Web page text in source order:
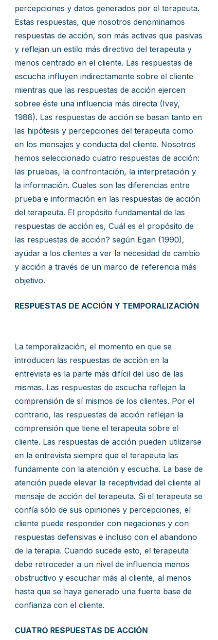
percepciones y datos generados por el terapeuta.
Estas respuestas, que nosotros denominamos
respuestas de acción, son más activas que pasivas
y reflejan un estilo más directivo del terapeuta y
menos centrado en el cliente. Las respuestas de
escucha influyen indirectamente sobre el cliente
mientras que las respuestas de acción ejercen
sobree éste una influencia más directa (Ivey,
1988). Las respuestas de acción se basan tanto en
las hipótesis y percepciones del terapeuta como
en los mensajes y conducta del cliente. Nosotros
hemos seleccionado cuatro respuestas de acción:
las pruebas, la confrontación, la interpretación y
la información. Cuales son las diferencias entre
prueba e información en las respuestas de acción
del terapeuta. El propósito fundamental de las
respuestas de acción es, Cuál es el propósito de
las respuestas de acción? según Egan (1990),
ayudar a los clientes a ver la necesidad de cambio
y acción a través de un marco de referencia más
objetivo.
RESPUESTAS DE ACCIÓN Y TEMPORALIZACIÓN
La temporalización, el momento en que se
introducen las respuestas de acción en la
entrevista es la parte más difícil del uso de las
mismas. Las respuestas de escucha reflejan la
comprensión de sí mismos de los clientes. Por el
contrario, las respuestas de acción reflejan la
comprensión que tiene el terapeuta sobre el
cliente. Las respuestas de acción pueden utilizarse
en la entrevista siempre que el terapeuta las
fundamente con la atención y escucha. La base de
atención puede elevar la receptividad del cliente al
mensaje de acción del terapeuta. Si el terapeuta se
confía sólo de sus opiniones y percepciones, el
cliente puede responder con negaciones y con
respuestas defensivas e incluso con el abandono
de la terapia. Cuando sucede esto, el terapeuta
debe retroceder a un nivel de influencia menos
obstructivo y escuchar más al cliente, al menos
hasta que se haya generado una fuerte base de
confianza con el cliente.
CUATRO RESPUESTAS DE ACCIÓN